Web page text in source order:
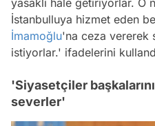
İstanbulluya hizmet eden
İmamoğlu'na ceza vererek
istiyorlar.' ifadelerini
'Siyasetçiler
severler'